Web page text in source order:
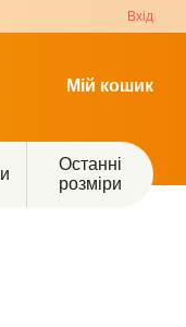
Вхід
Мій кошик
Останні
розміри